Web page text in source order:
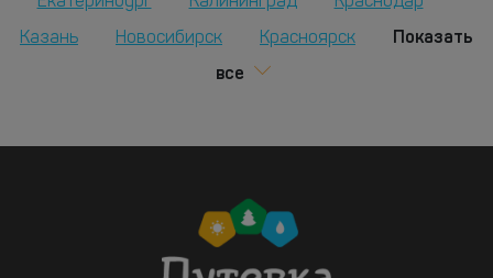
Казань Новосибирск Красноярск
Показать
все